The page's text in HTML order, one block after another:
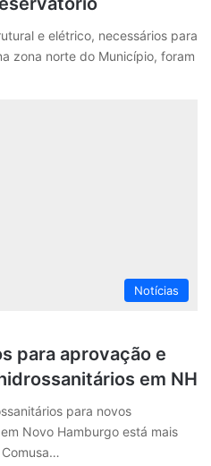
e elétrico, necessários para
zona norte do Município, foram
Notícias
para aprovação e
em NH
para novos
Novo Hamburgo está mais